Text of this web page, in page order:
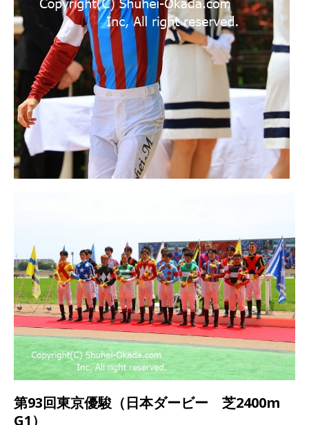
第93回東京優駿（日本ダービー 芝2400m
G1）